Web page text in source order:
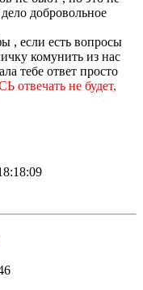
добровольное
, если есть вопросы
комунить из нас
тебе ответ просто
отвечать не будет,